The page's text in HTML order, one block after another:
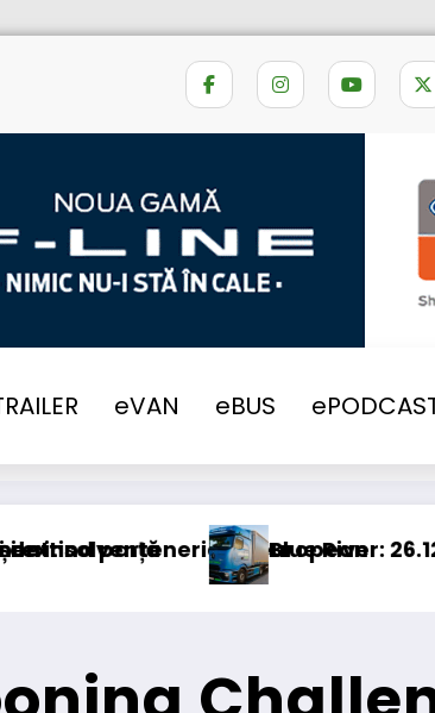
eVAN eBUS
European Truck
european
Blue River: 26.123 km cu un